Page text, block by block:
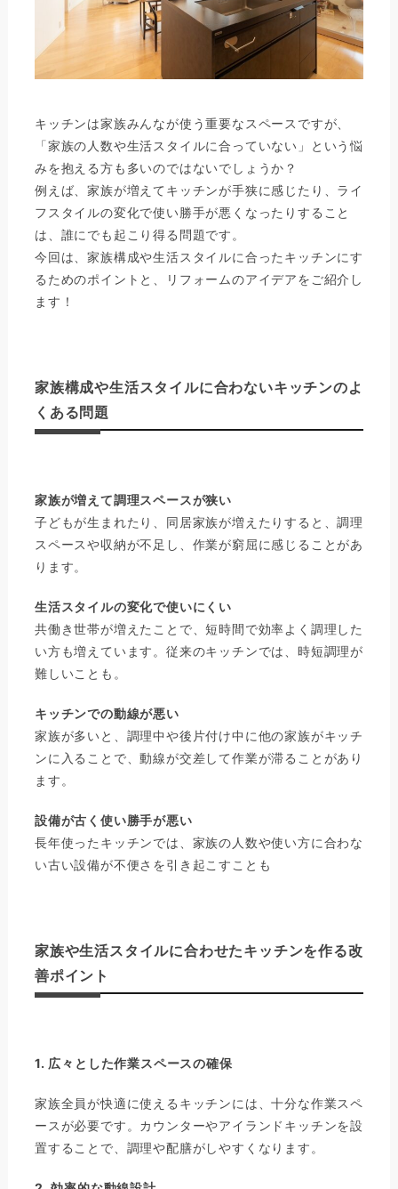
キッチンは家族みんなが使う重要なスペースですが、
「家族の人数や生活スタイルに合っていない」という悩
みを抱える方も多いのではないでしょうか？
例えば、家族が増えてキッチンが手狭に感じたり、ライ
フスタイルの変化で使い勝手が悪くなったりすること
は、誰にでも起こり得る問題です。
今回は、家族構成や生活スタイルに合ったキッチンにす
るためのポイントと、リフォームのアイデアをご紹介し
ます！
家族構成や生活スタイルに合わないキッチンのよ
くある問題
家族が増えて調理スペースが狭い
子どもが生まれたり、同居家族が増えたりすると、調理
スペースや収納が不足し、作業が窮屈に感じることがあ
ります。
生活スタイルの変化で使いにくい
共働き世帯が増えたことで、短時間で効率よく調理した
い方も増えています。従来のキッチンでは、時短調理が
難しいことも。
キッチンでの動線が悪い
家族が多いと、調理中や後片付け中に他の家族がキッチ
ンに入ることで、動線が交差して作業が滞ることがあり
ます。
設備が古く使い勝手が悪い
長年使ったキッチンでは、家族の人数や使い方に合わな
い古い設備が不便さを引き起こすことも
家族や生活スタイルに合わせたキッチンを作る改
善ポイント
1. 広々とした作業スペースの確保
家族全員が快適に使えるキッチンには、十分な作業スペ
ースが必要です。カウンターやアイランドキッチンを設
置することで、調理や配膳がしやすくなります。